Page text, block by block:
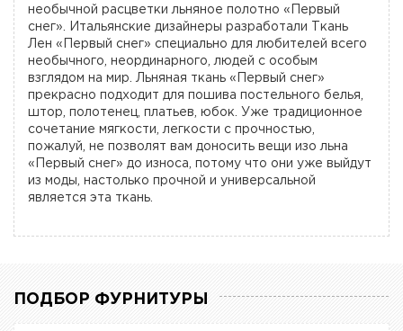
необычной расцветки льняное полотно «Первый
снег». Итальянские дизайнеры разработали Ткань
Лен «Первый снег» специально для любителей всего
необычного, неординарного, людей с особым
взглядом на мир. Льняная ткань «Первый снег»
прекрасно подходит для пошива постельного белья,
штор, полотенец, платьев, юбок. Уже традиционное
сочетание мягкости, легкости с прочностью,
пожалуй, не позволят вам доносить вещи изо льна
«Первый снег» до износа, потому что они уже выйдут
из моды, настолько прочной и универсальной
является эта ткань.
ПОДБОР ФУРНИТУРЫ